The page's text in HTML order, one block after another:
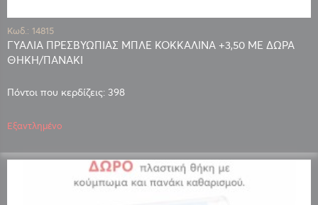
Κωδ.: 14815
ΓΥΑΛΙΑ ΠΡΕΣΒΥΩΠΙΑΣ ΜΠΛΕ ΚΟΚΚΑΛΙΝΑ +3,50 ΜΕ ΔΩΡΑ
ΘΗΚΗ/ΠΑΝΑΚΙ
Πόντοι που κερδίζεις: 398
Εξαντλημένο